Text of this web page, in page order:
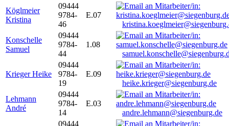
Köglmeier
Kristina
09444
9784-
46
E.07
Konschelle
Samuel
09444
9784-
44
1.08
Krieger Heike
09444
9784-
19
E.09
heike.krieger@siegenburg.de
Lehmann
André
09444
9784-
14
E.03
andre.lehmann@siegenburg.de
09444